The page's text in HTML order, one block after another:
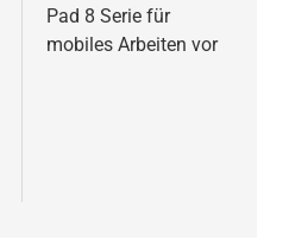
Pad 8 Serie für
mobiles Arbeiten vor